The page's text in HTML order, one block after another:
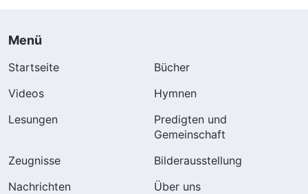
Menü
Startseite
Bücher
Videos
Hymnen
Lesungen
Predigten und
Gemeinschaft
Zeugnisse
Bilderausstellung
Nachrichten
Über uns